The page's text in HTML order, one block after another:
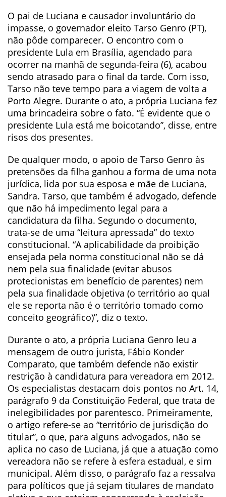
O pai de Luciana e causador involuntário do
impasse, o governador eleito Tarso Genro (PT),
não pôde comparecer. O encontro com o
presidente Lula em Brasília, agendado para
ocorrer na manhã de segunda-feira (6), acabou
sendo atrasado para o final da tarde. Com isso,
Tarso não teve tempo para a viagem de volta a
Porto Alegre. Durante o ato, a própria Luciana fez
uma brincadeira sobre o fato. “É evidente que o
presidente Lula está me boicotando”, disse, entre
risos dos presentes.
De qualquer modo, o apoio de Tarso Genro às
pretensões da filha ganhou a forma de uma nota
jurídica, lida por sua esposa e mãe de Luciana,
Sandra. Tarso, que também é advogado, defende
que não há impedimento legal para a
candidatura da filha. Segundo o documento,
trata-se de uma “leitura apressada” do texto
constitucional. “A aplicabilidade da proibição
ensejada pela norma constitucional não se dá
nem pela sua finalidade (evitar abusos
protecionistas em benefício de parentes) nem
pela sua finalidade objetiva (o território ao qual
ele se reporta não é o território tomado como
conceito geográfico)”, diz o texto.
Durante o ato, a própria Luciana Genro leu a
mensagem de outro jurista, Fábio Konder
Comparato, que também defende não existir
restrição à candidatura para vereadora em 2012.
Os especialistas destacam dois pontos no Art. 14,
parágrafo 9 da Constituição Federal, que trata de
inelegibilidades por parentesco. Primeiramente,
o artigo refere-se ao “território de jurisdição do
titular”, o que, para alguns advogados, não se
aplica no caso de Luciana, já que a atuação como
vereadora não se refere à esfera estadual, e sim
municipal. Além disso, o parágrafo faz a ressalva
para políticos que já sejam titulares de mandato